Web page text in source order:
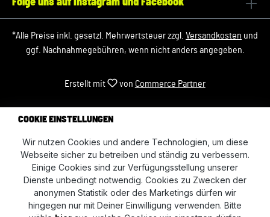
*Alle Preise inkl. gesetzl. Mehrwertsteuer zzgl. Versandkosten und
ggf. Nachnahmegebühren, wenn nicht anders angegeben.
Erstellt mit von Commerce Partner
COOKIE EINSTELLUNGEN
Wir nutzen Cookies und andere Technologien, um diese
Webseite sicher zu betreiben und ständig zu verbessern.
Einige Cookies sind zur Verfügungsstellung unserer
Dienste unbedingt notwendig. Cookies zu Zwecken der
anonymen Statistik oder des Marketings dürfen wir
hingegen nur mit Deiner Einwilligung verwenden. Bitte